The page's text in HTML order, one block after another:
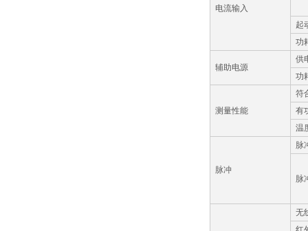
电流输入
起
功
辅助电源
供
功
测量性能
符
有
温
脉冲
脉
脉
无